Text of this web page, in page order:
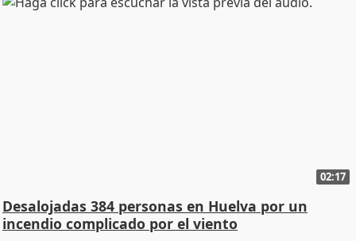
02:17
Desalojadas 384 personas en Huelva por un
incendio complicado por el viento